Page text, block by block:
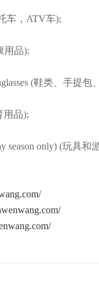
车，ATV车);
用品);
(鞋类、手提包
用品);
season only) (玩具